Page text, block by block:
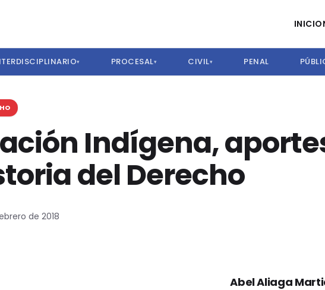
INICIO
▾ PROCESAL▾ CIVIL▾ PENAL
Indígena,
del Derecho
de 2018
Abel Aliaga